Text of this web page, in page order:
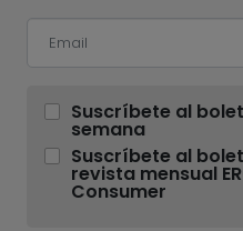
Suscríbete al
semana
Suscríbete al
revista mensual
Consumer